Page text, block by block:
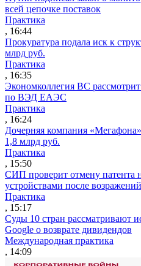
всей цепочке поставок
Практика
, 16:44
Прокуратура подала иск к
млрд руб.
Практика
, 16:35
Экономколлегия ВС
по ВЭД ЕАЭС
Практика
, 16:24
Дочерняя компания
1,8 млрд руб.
Практика
, 15:50
СИП проверит отмену патента
устройствами после
Практика
, 15:17
Суды 10 стран рассматривают
Google о возврате дивидендов
Международная практика
, 14:09